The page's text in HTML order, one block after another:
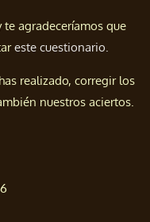
agradeceríamos que
este cuestionario.
realizado, corregir los
nuestros aciertos.